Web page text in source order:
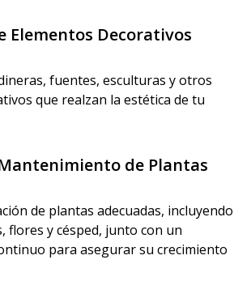
Elementos Decorativos
fuentes, esculturas y otros
que realzan la estética de tu
de Plantas
de plantas adecuadas, incluyendo
flores y césped, junto con un
para asegurar su crecimiento